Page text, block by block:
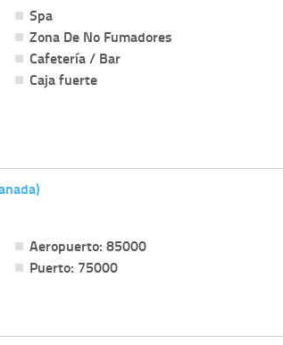
Spa
Zona De No Fumadores
Cafetería / Bar
Caja fuerte
Aeropuerto: 85000
Puerto: 75000